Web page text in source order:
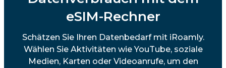
eSIM-Rechner
Schätzen Sie Ihren Datenbedarf mit iRoamly.
Wählen Sie Aktivitäten wie YouTube, soziale
Medien, Karten oder Videoanrufe, um den